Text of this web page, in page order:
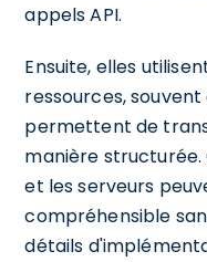
appels API.
Ensuite, elles
ressources, souvent
permettent de
manière
et les serveurs
compréhensible
détails